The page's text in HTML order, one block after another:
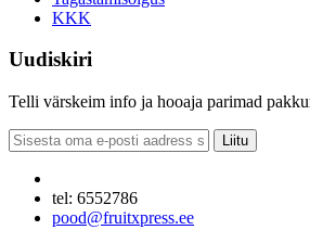
KKK
Uudiskiri
Telli värskeim info ja hooaja parimad
Liitu
tel: 6552786
pood@fruitxpress.ee